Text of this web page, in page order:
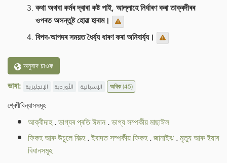
কথা অথবা কৰ্মৰ দ্বাৰা কষ্ট পাই, আল্লাহে নিৰ্ধাৰণ কৰা তাক্বদীৰৰ
ওপৰত অসন্তুষ্ট হোৱা হাৰাম।
বিপদ-আপদৰ সময়ত ধৈৰ্য্য ধাৰণ কৰা অনিবাৰ্য্য।
অনুবাদ চাওক
ভাষা: الإنجليزية الأوردية الإسبانية অধিক(45)
শ্ৰেণীবিন্যাসসমূহ
আক্বীদাহ.ভাগ্যৰ প্ৰতি ঈমান.ভাগ্য সম্পৰ্কীয় মাছাঈল
ফিকহ আৰু উচুলে ফিক্হ.ইবাদত সম্পৰ্কীয় ফিকহ.জানাইঝ.মৃত্যু আৰু ইয়াৰ
বিধানসমূহ